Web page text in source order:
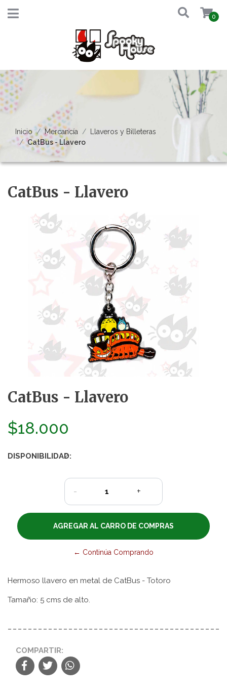
0
Inicio Mercancía
Llaveros y Billeteras
CatBus - Llavero
CatBus - Llavero
CatBus - Llavero
$18.000
DISPONIBILIDAD:
2
- +
← Continúa Comprando
Hermoso llavero en metal de CatBus - Totoro
Tamaño: 5 cms de alto.
COMPARTIR: